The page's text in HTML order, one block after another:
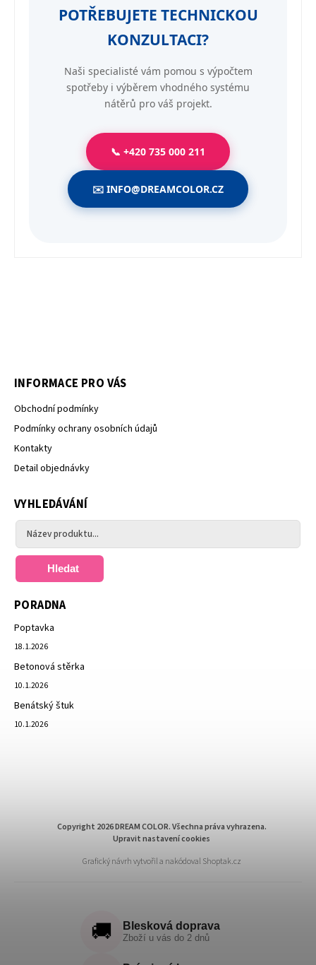
POTŘEBUJETE TECHNICKOU
KONZULTACI?
Naši specialisté vám pomou s výpočtem
spotřeby i výběrem vhodného systému
nátěrů pro váš projekt.
📞 +420 735 000 211
✉️ INFO@DREAMCOLOR.CZ
INFORMACE PRO VÁS
Obchodní podmínky
Podmínky ochrany osobních údajů
Kontakty
Detail objednávky
VYHLEDÁVÁNÍ
Hledat
PORADNA
Poptavka
18.1.2026
Betonová stěrka
10.1.2026
Benátský štuk
10.1.2026
Copyright 2026DREAM COLOR. Všechna práva vyhrazena.
Upravit nastavení cookies
Grafický návrh vytvořil a nakódoval Shoptak.cz
🚚 Blesková doprava
Zboží u vás do 2 dnů